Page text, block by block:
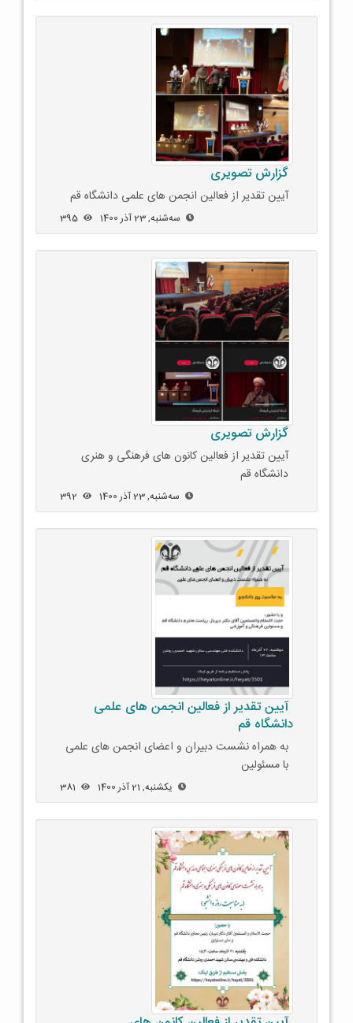
گزارش تصویری
آیین تقدیر از فعالین انجمن های علمی دانشگاه قم
ﺳﻪشنبه, 23 آذر 1400 395
گزارش تصویری
آیین تقدیر از فعالین کانون های فرهنگی و هنری
دانشگاه قم
ﺳﻪشنبه, 23 آذر 1400 392
آیین تقدیر از فعالین انجمن های علمی
دانشگاه قم
به همراه نشست دبیران و اعضای انجمن های علمی
با مسئولین
یکشنبه, 21 آذر 1400 381